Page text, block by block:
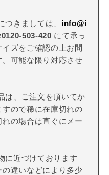
つきましては、 info@i
0120-503-420 にて承っ
ズをご確認の上お問
可能な限り対応させ
は、ご注文を頂いてか
ので稀に在庫切れの
の場合は直ぐにメー
に近づけております
違いなどにより多少